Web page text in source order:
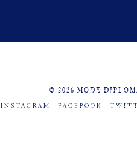
© 2026 MODE
INSTAGRAM FACEBOOK